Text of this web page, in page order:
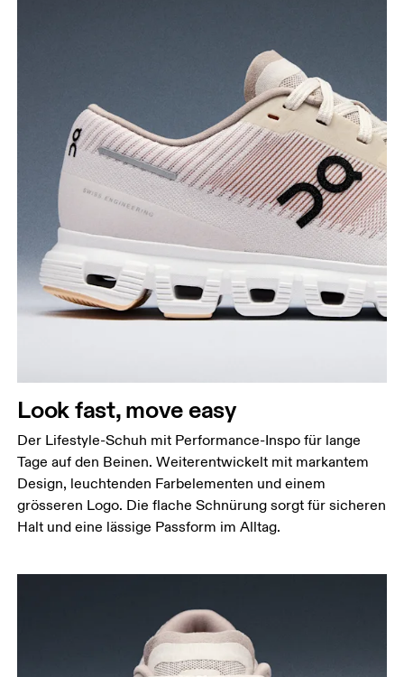
Look fast, move easy
Der Lifestyle-Schuh mit Performance-Inspo für lange
Tage auf den Beinen. Weiterentwickelt mit markantem
Design, leuchtenden Farbelementen und einem
grösseren Logo. Die flache Schnürung sorgt für sicheren
Halt und eine lässige Passform im Alltag.